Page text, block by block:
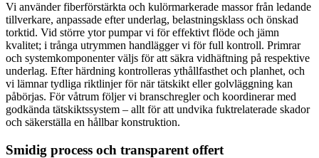
Vi använder fiberförstärkta och kulörmarkerade massor från ledande
tillverkare, anpassade efter underlag, belastningsklass och önskad
torktid. Vid större ytor pumpar vi för effektivt flöde och jämn
kvalitet; i trånga utrymmen handlägger vi för full kontroll. Primrar
och systemkomponenter väljs för att säkra vidhäftning på respektive
underlag. Efter härdning kontrolleras ythållfasthet och planhet, och
vi lämnar tydliga riktlinjer för när tätskikt eller golvläggning kan
påbörjas. För våtrum följer vi branschregler och koordinerar med
godkända tätskiktssystem – allt för att undvika fuktrelaterade skador
och säkerställa en hållbar konstruktion.
Smidig process och transparent offert